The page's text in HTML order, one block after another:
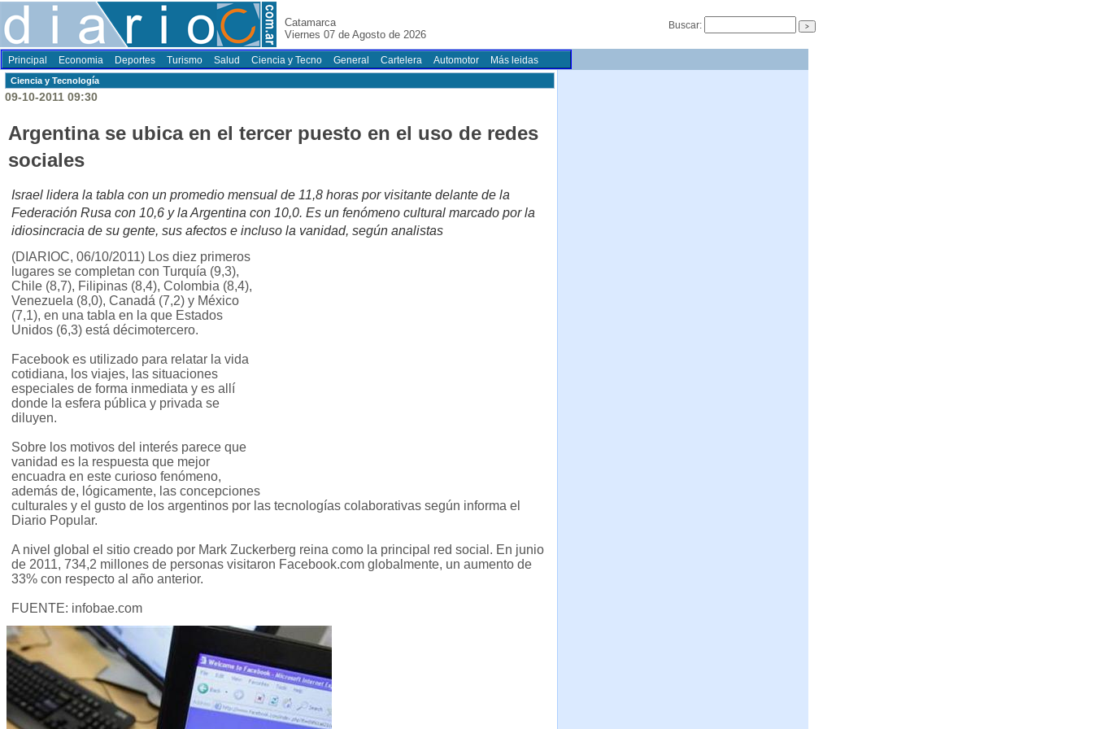
Catamarca
Viernes 07 de Agosto de 2026
Buscar:
Principal Economia Deportes Turismo Salud Ciencia y Tecno General Cartelera Automotor Más leidas
Ciencia y Tecnología
09-10-2011 09:30
Argentina se ubica en el tercer puesto en el uso de redes
sociales
Israel lidera la tabla con un promedio mensual de 11,8 horas por visitante delante de la
Federación Rusa con 10,6 y la Argentina con 10,0. Es un fenómeno cultural marcado por la
idiosincracia de su gente, sus afectos e incluso la vanidad, según analistas
(DIARIOC, 06/10/2011) Los diez primeros
lugares se completan con Turquía (9,3),
Chile (8,7), Filipinas (8,4), Colombia (8,4),
Venezuela (8,0), Canadá (7,2) y México
(7,1), en una tabla en la que Estados
Unidos (6,3) está décimotercero.
Facebook es utilizado para relatar la vida
cotidiana, los viajes, las situaciones
especiales de forma inmediata y es allí
donde la esfera pública y privada se
diluyen.
Sobre los motivos del interés parece que
vanidad es la respuesta que mejor
encuadra en este curioso fenómeno,
además de, lógicamente, las concepciones
culturales y el gusto de los argentinos por las tecnologías colaborativas según informa el
Diario Popular.
A nivel global el sitio creado por Mark Zuckerberg reina como la principal red social. En junio
de 2011, 734,2 millones de personas visitaron Facebook.com globalmente, un aumento de
33% con respecto al año anterior.
FUENTE: infobae.com